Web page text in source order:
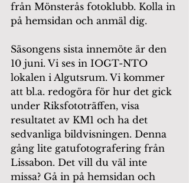
från Mönsterås fotoklubb. Kolla in
på hemsidan och anmäl dig.
Säsongens sista innemöte är den
10 juni. Vi ses in IOGT-NTO
lokalen i Algutsrum. Vi kommer
att bl.a. redogöra för hur det gick
under Riksfototräffen, visa
resultatet av KM1 och ha det
sedvanliga bildvisningen. Denna
gång lite gatufotografering från
Lissabon. Det vill du väl inte
missa? Gå in på hemsidan och